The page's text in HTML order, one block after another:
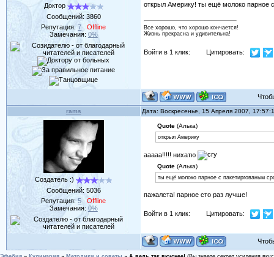
Доктор
Сообщений: 3860
Репутация:7
Offline
Замечания: 0%
открыл Америку! ты ещё молоко парное
Все хорошо, что хорошо кончается!
Жизнь прекрасна и удивительна!
Войти в 1 клик: Цитировать:
rams Дата: Воскресенье, 15 Апреля 2007,
Создатель :)
Сообщений: 5036
Репутация:5
Offline
Замечания: 0%
Quote(Алька)
открыл Америку
ааааа!!!!! нихатю
Quote(Алька)
ты ещё молоко парное с пакетиргованым
пажалста! парное сто раз лучше!
Войти в 1 клик: Цитировать: